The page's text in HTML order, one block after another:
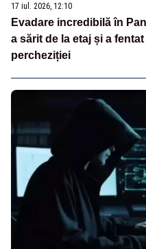
17 iul. 2026, 12:10
Evadare incredibilă în
a sărit de la etaj și a
percheziției